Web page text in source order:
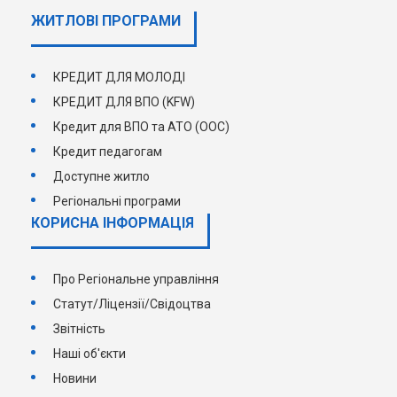
ЖИТЛОВІ ПРОГРАМИ
КРЕДИТ ДЛЯ МОЛОДІ
КРЕДИТ ДЛЯ ВПО (KFW)
Кредит для ВПО та АТО (ООС)
Кредит педагогам
Доступне житло
Регіональні програми
КОРИСНА ІНФОРМАЦІЯ
Про Регіональне управління
Статут/Ліцензії/Свідоцтва
Звітність
Наші об'єкти
Новини